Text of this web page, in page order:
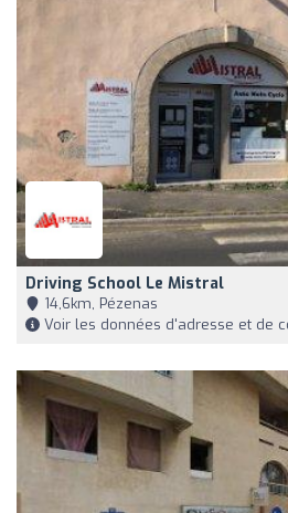
Driving School Le Mistral
14,6km, Pézenas
Voir les données d'adresse et de